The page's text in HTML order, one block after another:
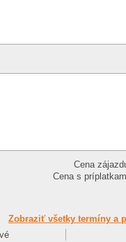
Cena
Cena s
Zobraziť všetky termíny a